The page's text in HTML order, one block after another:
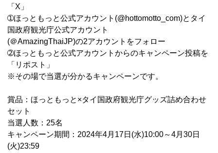
「X」
➀ほっともっと公式アカウント(@hottomotto_com)とタイ
国政府観光庁公式アカウント
(＠AmazingThaiJP)の2アカウントをフォロー
➁ほっともっと公式アカウントからのキャンペーン投稿を
「リポスト」
※その場で当選が分かるキャンペーンです。
賞品：ほっともっと×タイ国政府観光庁グッズ詰め合わせ
セット
当選人数：25名
キャンペーン期間：2024年4月17日(水)10:00～4月30日
(火)23:59